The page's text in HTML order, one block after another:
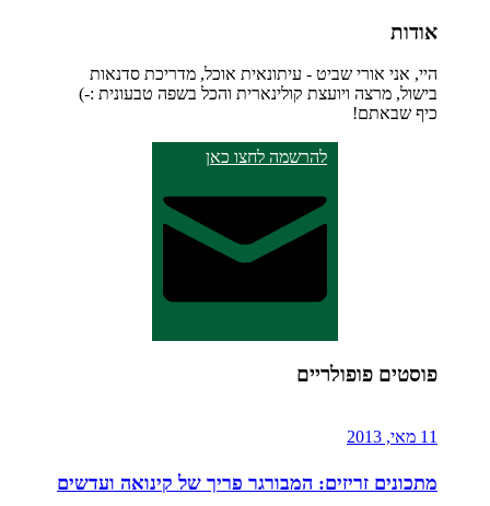
אודות
היי, אני אורי שביט - עיתונאית אוכל, מדריכת סדנאות
בישול, מרצה ויועצת קולינארית והכל בשפה טבעונית :-)
כיף שבאתם!
להרשמה לחצו כאן
פוסטים פופולריים
11 מאי, 2013
מתכונים זריזים: המבורגר פריך של קינואה ועדשים